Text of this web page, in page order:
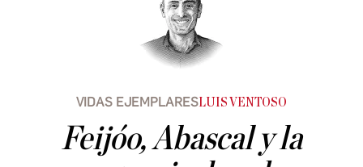
VIDAS EJEMPLARES LUIS VENTOSO
Feijóo, Abascal y la